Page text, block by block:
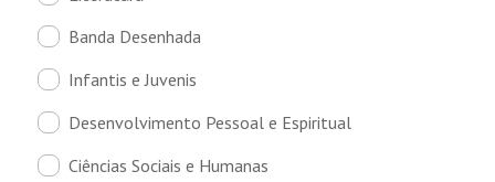
Banda Desenhada
Infantis e Juvenis
Desenvolvimento Pessoal e Espiritual
Ciências Sociais e Humanas